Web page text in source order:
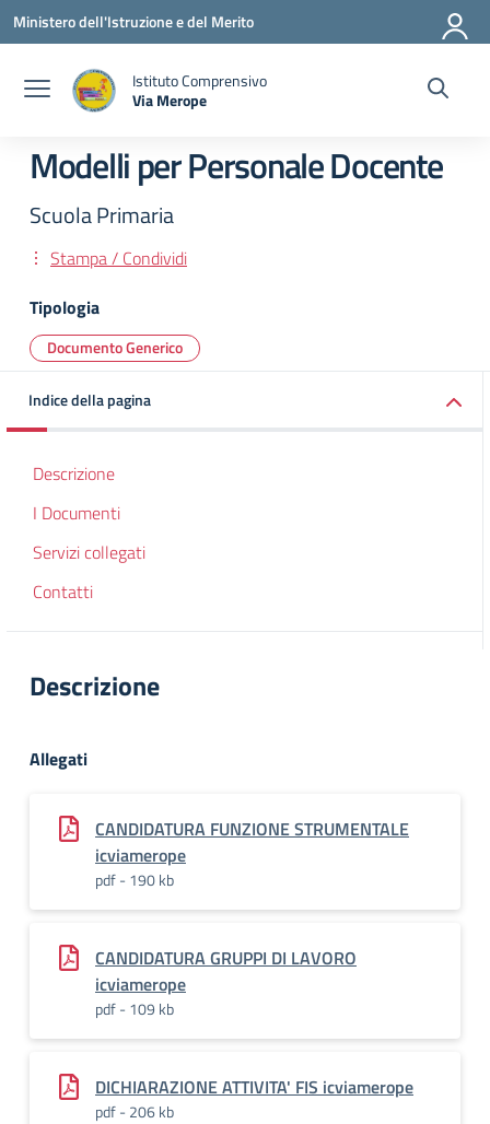
Vai ai contenuti
Vai al menu di navigazione
Vai al footer
Ministero dell'Istruzione e del Merito
Istituto Comprensivo
Via Merope
Modelli per Personale Docente
Scuola Primaria
Stampa / Condividi
Tipologia
Documento Generico
Indice della pagina
Descrizione
I Documenti
Servizi collegati
Contatti
Descrizione
Allegati
CANDIDATURA FUNZIONE STRUMENTALE
icviamerope
pdf - 190 kb
CANDIDATURA GRUPPI DI LAVORO
icviamerope
pdf - 109 kb
DICHIARAZIONE ATTIVITA' FIS icviamerope
pdf - 206 kb